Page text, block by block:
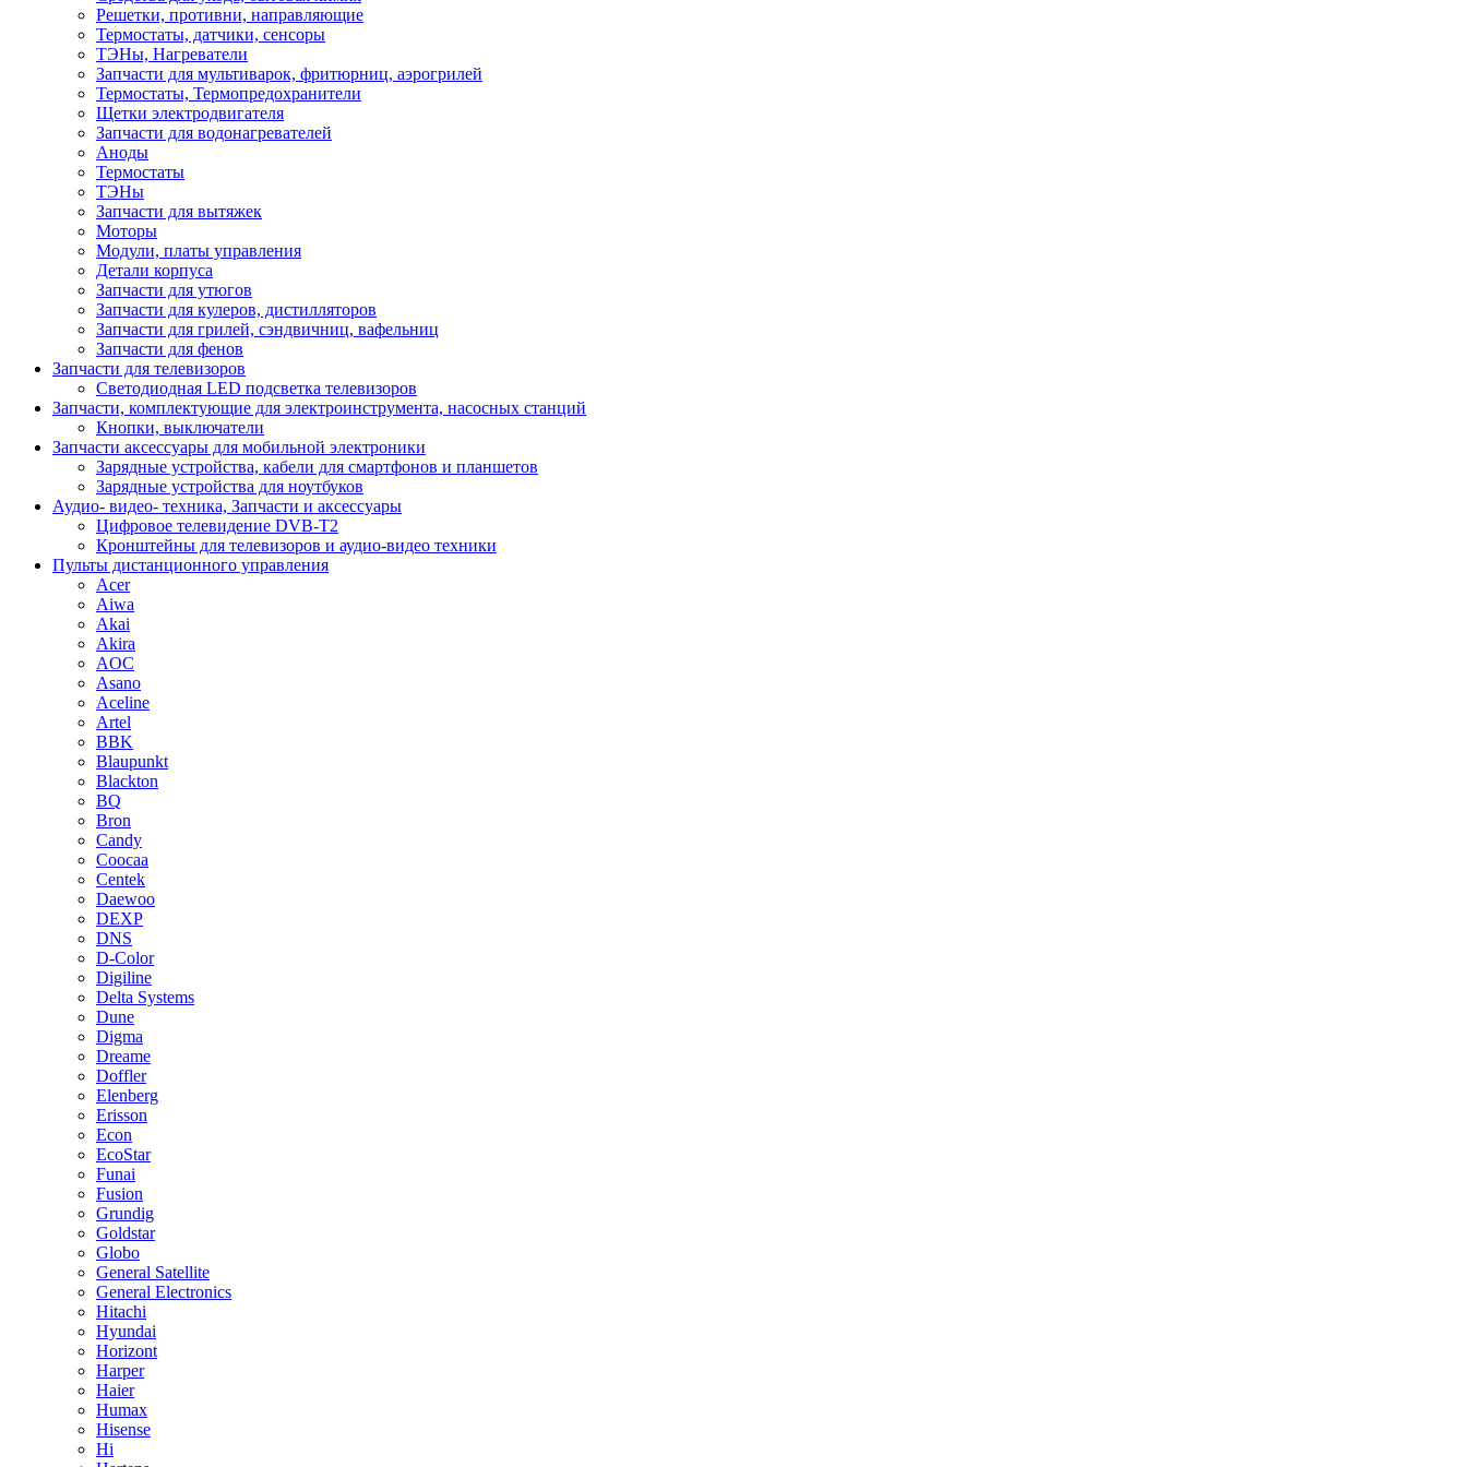
Решетки, противни, направляющие
Термостаты, датчики, сенсоры
ТЭНы, Нагреватели
Запчасти для мультиварок, фритюрниц, аэрогрилей
Термостаты, Термопредохранители
Щетки электродвигателя
Запчасти для водонагревателей
Аноды
Термостаты
ТЭНы
Запчасти для вытяжек
Моторы
Модули, платы управления
Детали корпуса
Запчасти для утюгов
Запчасти для кулеров, дистилляторов
Запчасти для грилей, сэндвичниц, вафельниц
Запчасти для фенов
Запчасти для телевизоров
Светодиодная LED подсветка телевизоров
Запчасти, комплектующие для электроинструмента, насосных станций
Кнопки, выключатели
Запчасти аксессуары для мобильной электроники
Зарядные устройства, кабели для смартфонов и планшетов
Зарядные устройства для ноутбуков
Аудио- видео- техника, Запчасти и аксессуары
Цифровое телевидение DVB-T2
Кронштейны для телевизоров и аудио-видео техники
Пульты дистанционного управления
Acer
Aiwa
Akai
Akira
AOC
Asano
Aceline
Artel
BBK
Blaupunkt
Blackton
BQ
Bron
Candy
Coocaa
Centek
Daewoo
DEXP
DNS
D-Color
Digiline
Delta Systems
Dune
Digma
Dreame
Doffler
Elenberg
Erisson
Econ
EcoStar
Funai
Fusion
Grundig
Goldstar
Globo
General Satellite
General Electronics
Hitachi
Hyundai
Horizont
Harper
Haier
Humax
Hisense
Hi